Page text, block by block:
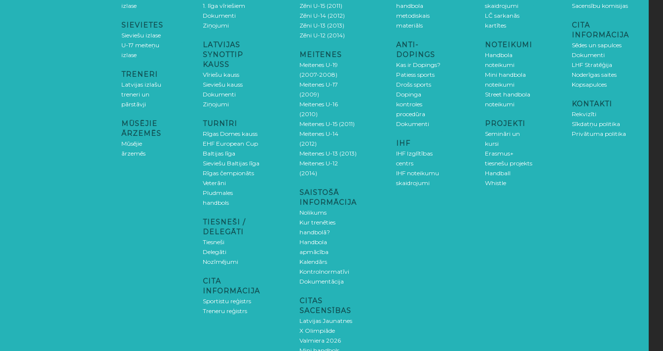
izlase
SIEVIETES
Sieviešu izlase
U-17 meiteņu
izlase
TRENERI
Latvijas izlašu
treneri un
pārstāvji
MŪSĒJIE
ĀRZEMĒS
Mūsējie
ārzemēs
1. līga vīriešiem
Dokumenti
Ziņojumi
LATVIJAS
SYNOTTIP
KAUSS
Vīriešu kauss
Sieviešu kauss
Dokumenti
Ziņojumi
TURNĪRI
Rīgas Domes kauss
EHF European Cup
Baltijas līga
Sieviešu Baltijas līga
Rīgas čempionāts
Veterāni
Pludmales
handbols
TIESNEŠI /
DELEGĀTI
Tiesneši
Delegāti
Nozīmējumi
CITA
INFORMĀCIJA
Sportistu reģistrs
Treneru reģistrs
Zēni U-15 (2011)
Zēni U-14 (2012)
Zēni U-13 (2013)
Zēni U-12 (2014)
MEITENES
Meitenes U-19
(2007-2008)
Meitenes U-17
(2009)
Meitenes U-16
(2010)
Meitenes U-15 (2011)
Meitenes U-14
(2012)
Meitenes U-13 (2013)
Meitenes U-12
(2014)
SAISTOŠĀ
INFORMĀCIJA
Nolikums
Kur trenēties
handbolā?
Handbola
apmācība
Kalendārs
Kontrolnormatīvi
Dokumentācija
CITAS
SACENSĪBAS
Latvijas Jaunatnes
X Olimpiāde
Valmiera 2026
handbola
metodiskais
materiāls
ANTI-
DOPINGS
Kas ir Dopings?
Patiess sports
Drošs sports
Dopinga
kontroles
procedūra
Dokumenti
IHF
IHF Izglītības
centrs
IHF noteikumu
skaidrojumi
skaidrojumi
LČ sarkanās
kartītes
NOTEIKUMI
Handbola
noteikumi
Mini handbola
noteikumi
Street handbola
noteikumi
PROJEKTI
Semināri un
kursi
Erasmus+
tiesnešu projekts
Handball
Whistle
Sacensību komisijas
CITA
INFORMĀCIJA
Sēdes un sapulces
Dokumenti
LHF Stratēģija
Noderīgas saites
Kopsapulces
KONTAKTI
Rekvizīti
Sīkdatņu politika
Privātuma politika